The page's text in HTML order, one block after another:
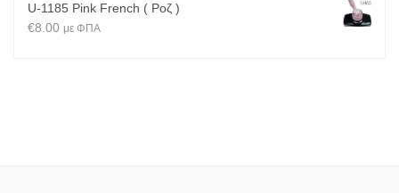
U-1185 Pink French ( Ροζ )
€8.00 με ΦΠΑ